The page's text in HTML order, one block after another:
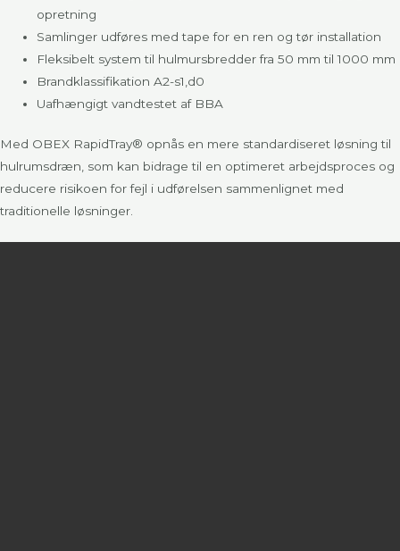
opretning
Samlinger udføres med tape for en ren og tør installation
Fleksibelt system til hulmursbredder fra 50 mm til 1000 mm
Brandklassifikation A2-s1,d0
Uafhængigt vandtestet af BBA
Med OBEX RapidTray® opnås en mere standardiseret løsning til
hulrumsdræn, som kan bidrage til en optimeret arbejdsproces og
reducere risikoen for fejl i udførelsen sammenlignet med
traditionelle løsninger.